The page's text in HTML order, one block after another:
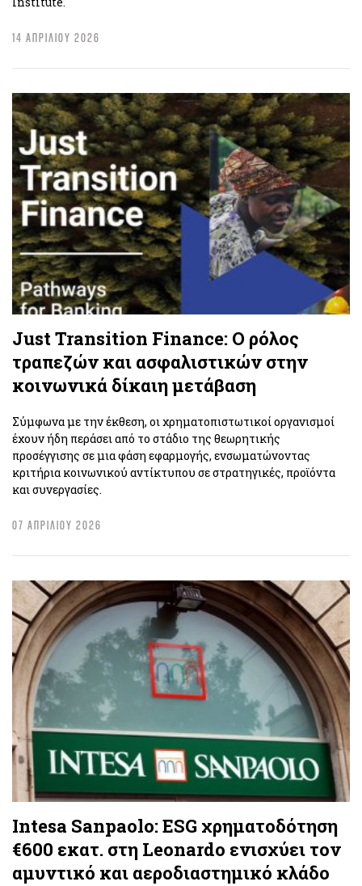
14 ΑΠΡΙΛΙΟΥ 2026
Just Transition Finance: Ο ρόλος
τραπεζών και ασφαλιστικών στην
κοινωνικά δίκαιη μετάβαση
Σύμφωνα με την έκθεση, οι χρηματοπιστωτικοί οργανισμοί
έχουν ήδη περάσει από το στάδιο της θεωρητικής
προσέγγισης σε μια φάση εφαρμογής, ενσωματώνοντας
κριτήρια κοινωνικού αντίκτυπου σε στρατηγικές, προϊόντα
και συνεργασίες.
07 ΑΠΡΙΛΙΟΥ 2026
Intesa Sanpaolo: ESG χρηματοδότηση
€600 εκατ. στη Leonardo ενισχύει τον
αμυντικό και αεροδιαστημικό κλάδο